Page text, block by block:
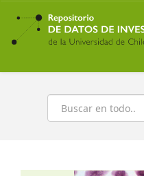
Ir
contenido
principal
Buscar